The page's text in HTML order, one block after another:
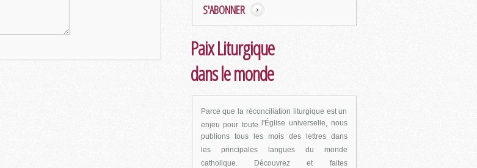
S'ABONNER
Paix Liturgique
dans le monde
Parce que la réconciliation liturgique est un
enjeu pour toutel'Église universelle, nous
publions tous les mois des lettres dans
les principales langues du monde
catholique. Découvrez et faites